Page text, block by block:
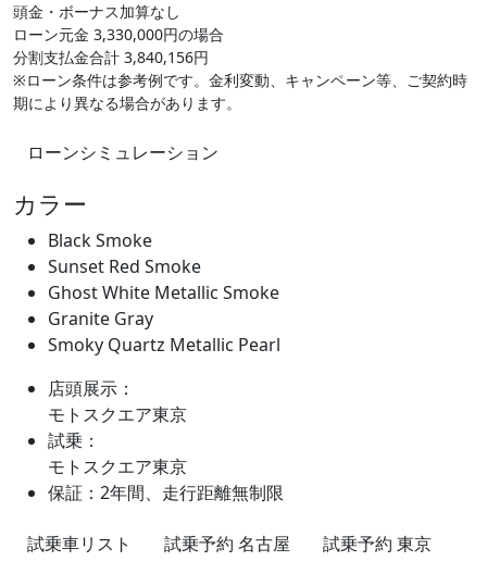
頭金・ボーナス加算なし
ローン元金 3,330,000円の場合
分割支払金合計 3,840,156円
※ローン条件は参考例です。金利変動、キャンペーン等、ご契約時
期により異なる場合があります。
ローンシミュレーション
カラー
Black Smoke
Sunset Red Smoke
Ghost White Metallic Smoke
Granite Gray
Smoky Quartz Metallic Pearl
店頭展示：
モトスクエア東京
試乗：
モトスクエア東京
保証：2年間、走行距離無制限
試乗車リスト 試乗予約 名古屋 試乗予約 東京